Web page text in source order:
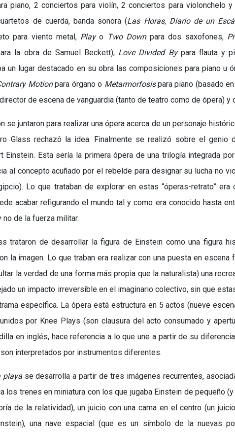
piano, 2 conciertos para violín, 2 conciertos para violonchelo
de cuerda, banda sonora (Las Horas, Diario de un
para viento metal, Playo Two Downpara dos saxofones,
la obra de Samuel Beckett), Love Divided By para flauta y
un lugar destacado en su obra las composiciones para piano u
Motionpara órgano o Metarmorfosispara piano (basado
de escena de vanguardia (tanto de teatro como de ópera) y
se juntaron para realizar una ópera acerca de un personaje
Glass rechazó la idea. Finalmente se realizó sobre el genio
Einstein. Esta sería la primera ópera de una trilogía integrada por
al concepto acuñado por el rebelde para designar su lucha no
Lo que trataban de explorar en estas “óperas-retrato”
acabar refigurando el mundo tal y como era conocido hasta
de la fuerza militar.
trataron de desarrollar la figura de Einstein como una figura
la imagen. Lo que traban era realizar con una puesta en
la verdad de una forma más propia que la naturalista) una
un impacto irreversible en el imaginario colectivo, sin que
específica. La ópera está estructura en 5 actos (nueve
por Knee Plays (son clausura del acto consumado y
en inglés, hace referencia a lo que une a partir de su
interpretados por instrumentos diferentes.
playase desarrolla a partir de tres imágenes recurrentes,
los trenes en miniatura con los que jugaba Einstein de pequeño
de la relatividad), un juicio con una cama en el centro (un
una nave espacial (que es un símbolo de la nuevas